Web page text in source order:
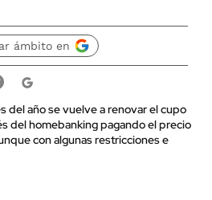
ámbito en
del año se vuelve a renovar el cupo
del homebanking pagando el precio
con algunas restricciones e